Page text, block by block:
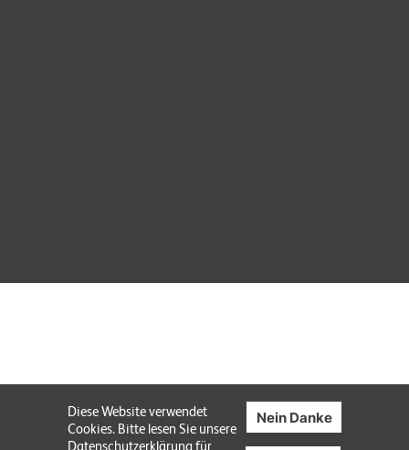
Nein Danke
Diese Website verwendet
Cookies. Bitte lesen Sie unsere
Datenschutzerklärung für